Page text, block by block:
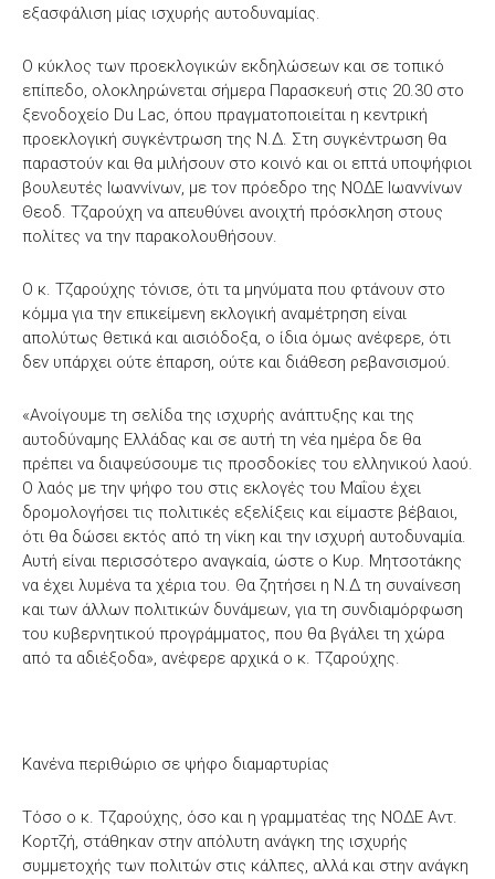
εξασφάλιση μίας ισχυρής αυτοδυναμίας.
Ο κύκλος των προεκλογικών εκδηλώσεων και σε τοπικό
επίπεδο, ολοκληρώνεται σήμερα Παρασκευή στις 20.30 στο
ξενοδοχείο Du Lac, όπου πραγματοποιείται η κεντρική
προεκλογική συγκέντρωση της Ν.Δ. Στη συγκέντρωση θα
παραστούν και θα μιλήσουν στο κοινό και οι επτά υποψήφιοι
βουλευτές Ιωαννίνων, με τον πρόεδρο της ΝΟΔΕ Ιωαννίνων
Θεοδ. Τζαρούχη να απευθύνει ανοιχτή πρόσκληση στους
πολίτες να την παρακολουθήσουν.
Ο κ. Τζαρούχης τόνισε, ότι τα μηνύματα που φτάνουν στο
κόμμα για την επικείμενη εκλογική αναμέτρηση είναι
απολύτως θετικά και αισιόδοξα, ο ίδια όμως ανέφερε, ότι
δεν υπάρχει ούτε έπαρση, ούτε και διάθεση ρεβανσισμού.
«Ανοίγουμε τη σελίδα της ισχυρής ανάπτυξης και της
αυτοδύναμης Ελλάδας και σε αυτή τη νέα ημέρα δε θα
πρέπει να διαψεύσουμε τις προσδοκίες του ελληνικού λαού.
Ο λαός με την ψήφο του στις εκλογές του Μαΐου έχει
δρομολογήσει τις πολιτικές εξελίξεις και είμαστε βέβαιοι,
ότι θα δώσει εκτός από τη νίκη και την ισχυρή αυτοδυναμία.
Αυτή είναι περισσότερο αναγκαία, ώστε ο Κυρ. Μητσοτάκης
να έχει λυμένα τα χέρια του. Θα ζητήσει η Ν.Δ τη συναίνεση
και των άλλων πολιτικών δυνάμεων, για τη συνδιαμόρφωση
του κυβερνητικού προγράμματος, που θα βγάλει τη χώρα
από τα αδιέξοδα», ανέφερε αρχικά ο κ. Τζαρούχης.
Κανένα περιθώριο σε ψήφο διαμαρτυρίας
Τόσο ο κ. Τζαρούχης, όσο και η γραμματέας της ΝΟΔΕ Αντ.
Κορτζή, στάθηκαν στην απόλυτη ανάγκη της ισχυρής
συμμετοχής των πολιτών στις κάλπες, αλλά και στην ανάγκη